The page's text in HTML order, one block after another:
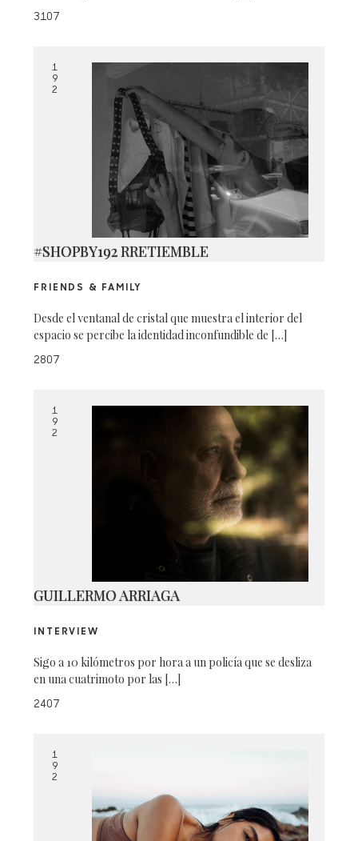
IMG_1900
3107
1
9
2
#SHOPBY192 RRETIEMBLE
FRIENDS & FAMILY
Desde el ventanal de cristal que muestra el interior del
espacio se percibe la identidad inconfundible de […]
2807
1
9
2
GUILLERMO ARRIAGA
INTERVIEW
Sigo a 10 kilómetros por hora a un policía que se desliza
en una cuatrimoto por las […]
2407
1
9
2